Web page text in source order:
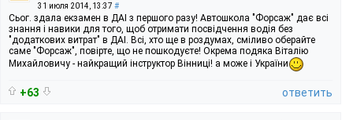
31 июля 2014, 13:37 #
Сьог. здала екзамен в ДАІ з першого разу! Автошкола "Форсаж" дає всі
знання і навики для того, щоб отримати посвідчення водія без
"додаткових витрат" в ДАІ. Всі, хто ще в роздумах, сміливо оберайте
саме "Форсаж", повірте, що не пошкодуєте! Окрема подяка Віталію
Михайловичу - найкращий інструктор Вінниці! а може і України
+63 ответить